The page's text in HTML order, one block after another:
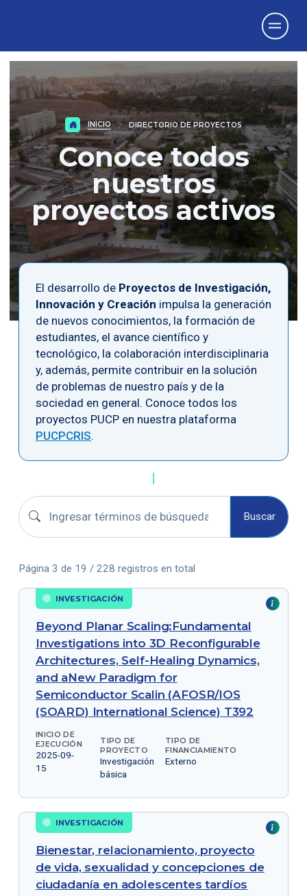
INICIO DIRECTORIO DE PROYECTOS
Conoce todos
nuestros
proyectos activos
El desarrollo de Proyectos de Investigación,
Innovación y Creación impulsa la generación
de nuevos conocimientos, la formación de
estudiantes, el avance científico y
tecnológico, la colaboración interdisciplinaria
y, además, permite contribuir en la solución
de problemas de nuestro país y de la
sociedad en general. Conoce todos los
proyectos PUCP en nuestra plataforma
PUCPCRIS.
Buscar proyectos Buscar
Página 3 de 19 / 228 registros en total
INVESTIGACIÓN
Beyond Planar Scaling:Fundamental
Investigations into 3D Reconfigurable
Architectures, Self-Healing Dynamics,
and aNew Paradigm for
Semiconductor Scalin (AFOSR/IOS
(SOARD) International Science) T392
INICIO DE
EJECUCIÓN
2025-09-
15
TIPO DE
PROYECTO
Investigación
básica
TIPO DE
FINANCIAMIENTO
Externo
INVESTIGACIÓN
Bienestar, relacionamiento, proyecto
de vida, sexualidad y concepciones de
ciudadanía en adolescentes tardíos